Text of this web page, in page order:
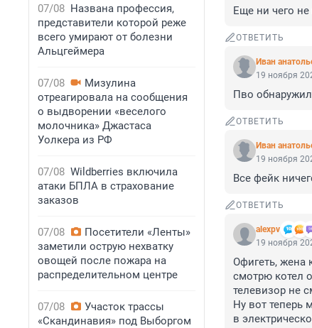
07/08 Названа профессия,
представители которой реже
всего умирают от болезни
Альцгеймера
07/08
Мизулина
отреагировала на сообщения
о выдворении «веселого
молочника» Джастаса
Уолкера из РФ
07/08 Wildberries включила
атаки БПЛА в страхование
заказов
07/08
Посетители «Ленты»
заметили острую нехватку
овощей после пожара на
распределительном центре
07/08
Участок трассы
«Скандинавия» под Выборгом
Еще ни чего не
ОТВЕТИТЬ
Иван
19 ноября
Пво
ОТВЕТИТЬ
Иван
19 ноября
Все фейк
ОТВЕТИТЬ
alexpv
19 ноября
Офигеть, жена
смотрю котел
телевизор не
Ну вот теперь
в